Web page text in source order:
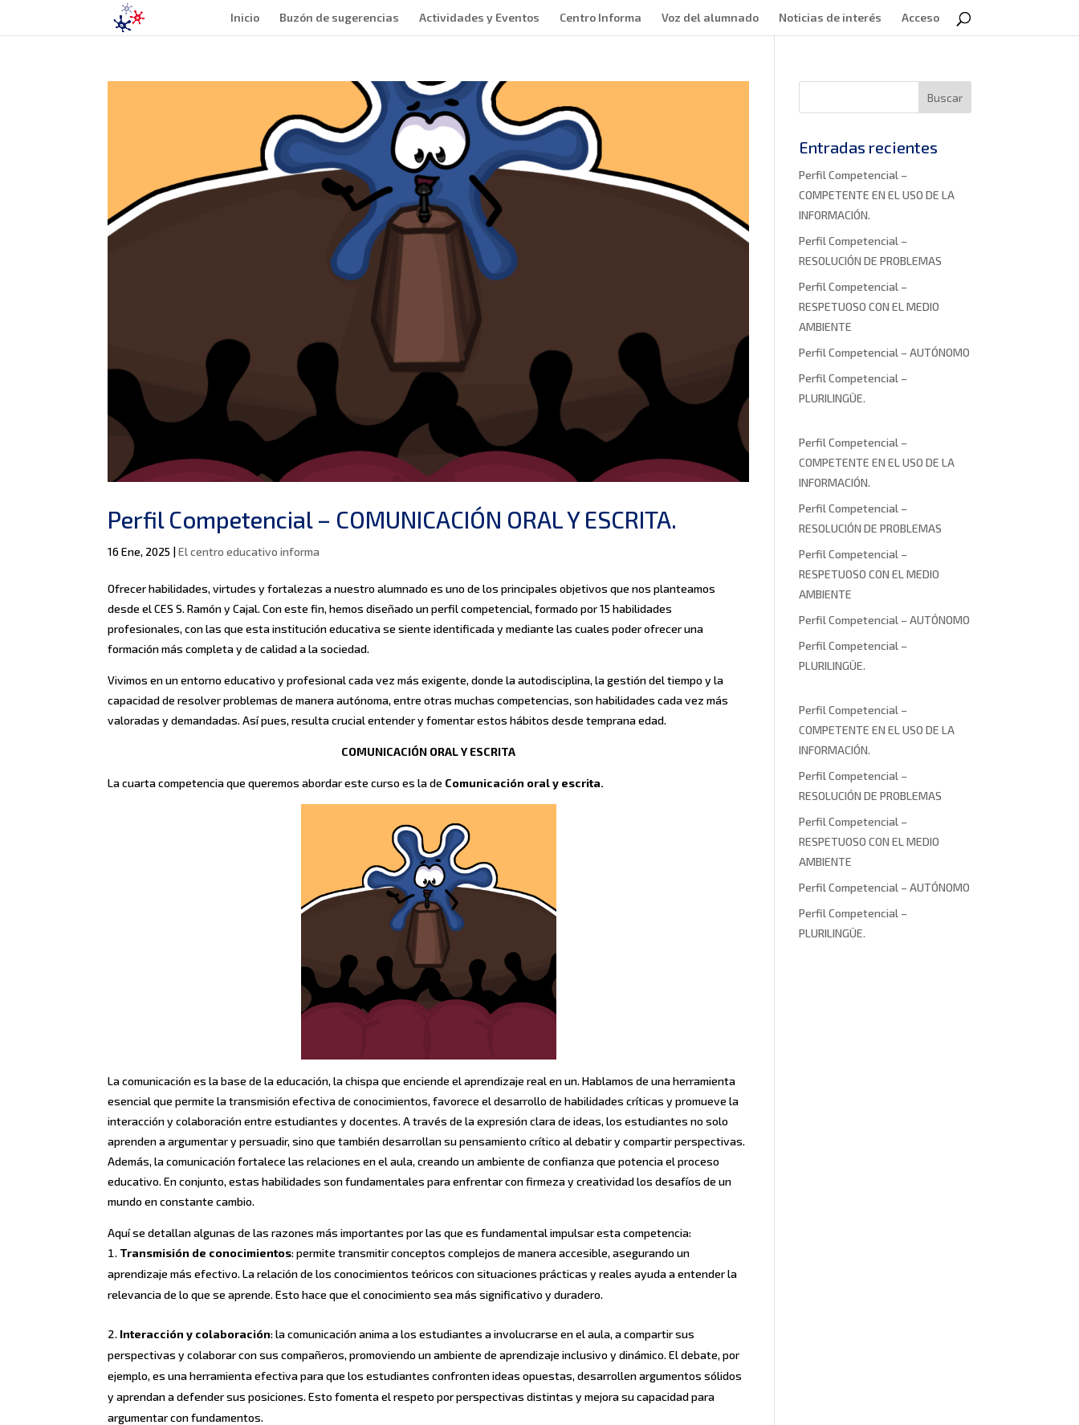
Inicio Buzón de sugerencias Actividades y Eventos Centro Informa Voz del alumnado Noticias de interés Acceso
Perfil Competencial – COMUNICACIÓN ORAL Y ESCRITA.
16 Ene, 2025 |El centro educativo informa
Ofrecer habilidades, virtudes y fortalezas a nuestro alumnado es uno de los principales objetivos que nos planteamos
desde el CES S. Ramón y Cajal. Con este fin, hemos diseñado un perfil competencial, formado por 15 habilidades
profesionales, con las que esta institución educativa se siente identificada y mediante las cuales poder ofrecer una
formación más completa y de calidad a la sociedad.
Vivimos en un entorno educativo y profesional cada vez más exigente, donde la autodisciplina, la gestión del tiempo y la
capacidad de resolver problemas de manera autónoma, entre otras muchas competencias, son habilidades cada vez más
valoradas y demandadas. Así pues, resulta crucial entender y fomentar estos hábitos desde temprana edad.
COMUNICACIÓN ORAL Y ESCRITA
La cuarta competencia que queremos abordar este curso es la de Comunicación oral y escrita.
La comunicación es la base de la educación, la chispa que enciende el aprendizaje real en un. Hablamos de una herramienta
esencial que permite la transmisión efectiva de conocimientos, favorece el desarrollo de habilidades críticas y promueve la
interacción y colaboración entre estudiantes y docentes. A través de la expresión clara de ideas, los estudiantes no solo
aprenden a argumentar y persuadir, sino que también desarrollan su pensamiento crítico al debatir y compartir perspectivas.
Además, la comunicación fortalece las relaciones en el aula, creando un ambiente de confianza que potencia el proceso
educativo. En conjunto, estas habilidades son fundamentales para enfrentar con firmeza y creatividad los desafíos de un
mundo en constante cambio.
Aquí se detallan algunas de las razones más importantes por las que es fundamental impulsar esta competencia:
Transmisión de conocimientos: permite transmitir conceptos complejos de manera accesible, asegurando un
aprendizaje más efectivo. La relación de los conocimientos teóricos con situaciones prácticas y reales ayuda a entender la
relevancia de lo que se aprende. Esto hace que el conocimiento sea más significativo y duradero.
Interacción y colaboración: la comunicación anima a los estudiantes a involucrarse en el aula, a compartir sus
perspectivas y colaborar con sus compañeros, promoviendo un ambiente de aprendizaje inclusivo y dinámico. El debate, por
ejemplo, es una herramienta efectiva para que los estudiantes confronten ideas opuestas, desarrollen argumentos sólidos
y aprendan a defender sus posiciones. Esto fomenta el respeto por perspectivas distintas y mejora su capacidad para
argumentar con fundamentos.
Entradas recientes
Perfil Competencial –
COMPETENTE EN EL USO DE LA
INFORMACIÓN.
Perfil Competencial –
RESOLUCIÓN DE PROBLEMAS
Perfil Competencial –
RESPETUOSO CON EL MEDIO
AMBIENTE
Perfil Competencial – AUTÓNOMO
Perfil Competencial –
PLURILINGÜE.
Perfil Competencial –
COMPETENTE EN EL USO DE LA
INFORMACIÓN.
Perfil Competencial –
RESOLUCIÓN DE PROBLEMAS
Perfil Competencial –
RESPETUOSO CON EL MEDIO
AMBIENTE
Perfil Competencial – AUTÓNOMO
Perfil Competencial –
PLURILINGÜE.
Perfil Competencial –
COMPETENTE EN EL USO DE LA
INFORMACIÓN.
Perfil Competencial –
RESOLUCIÓN DE PROBLEMAS
Perfil Competencial –
RESPETUOSO CON EL MEDIO
AMBIENTE
Perfil Competencial – AUTÓNOMO
Perfil Competencial –
PLURILINGÜE.